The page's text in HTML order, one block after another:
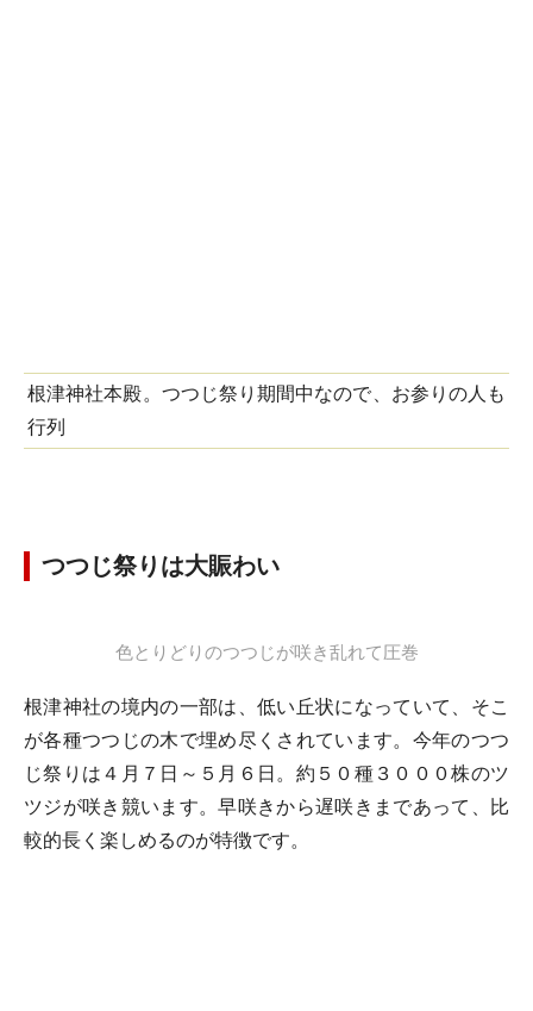
根津神社本殿。つつじ祭り期間中なので、お参りの人も
行列
つつじ祭りは大賑わい
色とりどりのつつじが咲き乱れて圧巻
根津神社の境内の一部は、低い丘状になっていて、そこ
が各種つつじの木で埋め尽くされています。今年のつつ
じ祭りは４月７日～５月６日。約５０種３０００株のツ
ツジが咲き競います。早咲きから遅咲きまであって、比
較的長く楽しめるのが特徴です。